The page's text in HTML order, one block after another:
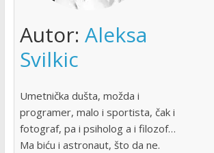
Autor: Aleksa
Svilkic
Umetnička dušta, možda i
programer, malo i sportista, čak i
fotograf, pa i psiholog a i filozof…
Ma biću i astronaut, što da ne.